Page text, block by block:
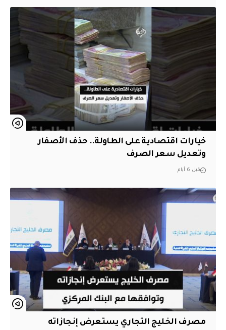
خيارات اقتصادية على الطاولة.. حذف الأصفار
وتعديل سعر الصرف
قبل 6 أيام
مصرف الخليج التجاري يستعرض إنجازاته